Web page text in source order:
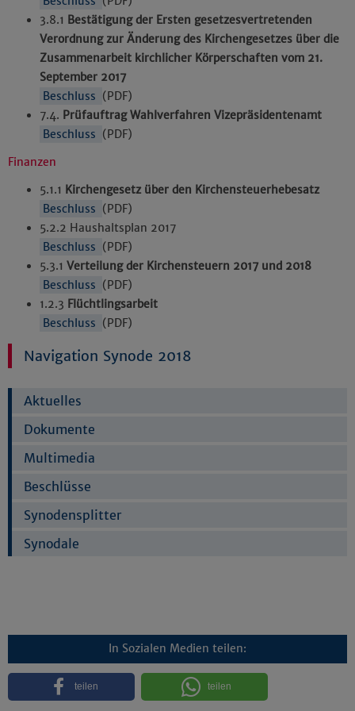
3.8.1 Bestätigung der Ersten gesetzesvertretenden
Verordnung zur Änderung des Kirchengesetzes über die
Zusammenarbeit kirchlicher Körperschaften vom 21.
September 2017
Beschluss (PDF)
7.4. Prüfauftrag Wahlverfahren Vizepräsidentenamt
Beschluss (PDF)
Finanzen
5.1.1 Kirchengesetz über den Kirchensteuerhebesatz
Beschluss (PDF)
5.2.2 Haushaltsplan 2017
Beschluss (PDF)
5.3.1 Verteilung der Kirchensteuern 2017 und 2018
Beschluss (PDF)
1.2.3 Flüchtlingsarbeit
Beschluss (PDF)
Navigation Synode 2018
Aktuelles
Dokumente
Multimedia
Beschlüsse
Synodensplitter
Synodale
In Sozialen Medien teilen:
teilen teilen
Impressum